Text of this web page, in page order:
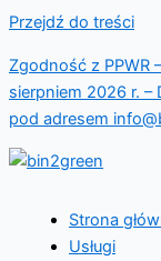
Przejdź do treści
Zgodność z PPWR
sierpniem 2026 r. –
pod adresem
Strona
Usługi